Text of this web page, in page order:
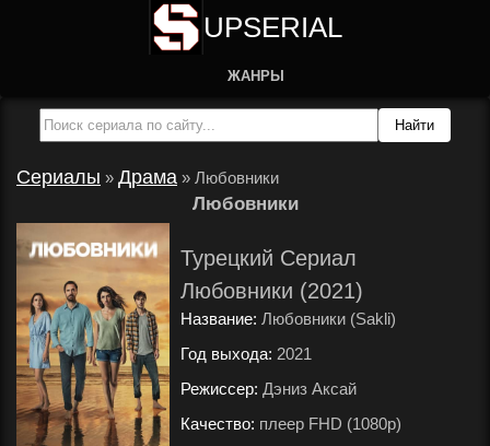
UPSERIAL
ЖАНРЫ
Сериалы » Драма » Любовники
Любовники
Турецкий Сериал
Любовники (2021)
Название: Любовники (Sakli)
Год выхода: 2021
Режиссер: Дэниз Аксай
Качество: плеер FHD (1080p)